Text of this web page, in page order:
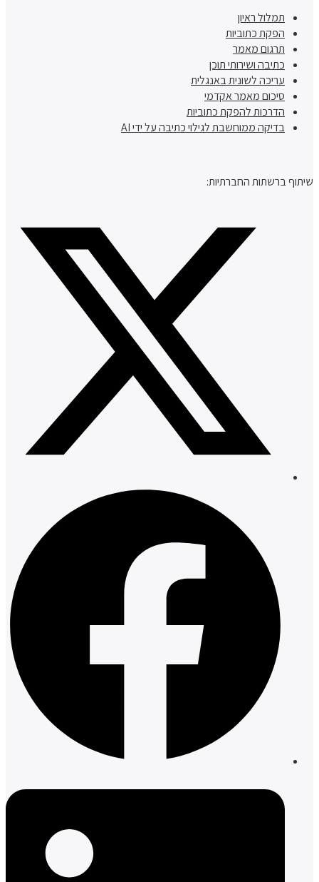
תמלול ראיון
הפקת כתוביות
תרגום מאמר
כתיבה ושירותי תוכן
עריכה לשונית באנגלית
סיכום מאמר אקדמי
הדרכות להפקת כתוביות
בדיקה ממוחשבת לגילוי כתיבה על ידי AI
שיתוף ברשתות החברתיות: